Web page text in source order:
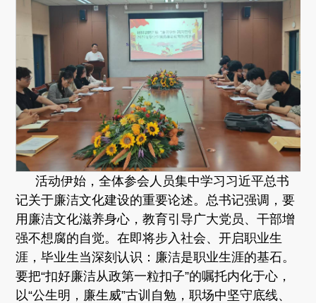
活动伊始，全体参会人员集中学习习近平总书
记关于廉洁文化建设的重要论述。总书记强调，要
用廉洁文化滋养身心，教育引导广大党员、干部增
强不想腐的自觉。在即将步入社会、开启职业生
涯，毕业生当深刻认识：廉洁是职业生涯的基石。
要把“扣好廉洁从政第一粒扣子”的嘱托内化于心，
以“公生明，廉生威”古训自勉，职场中坚守底线、